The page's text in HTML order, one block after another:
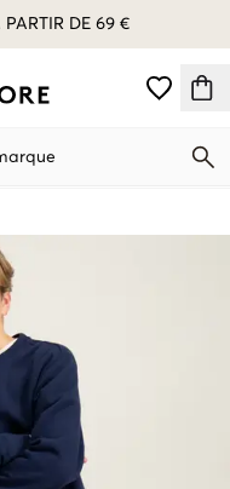
PARTIR DE 69 €